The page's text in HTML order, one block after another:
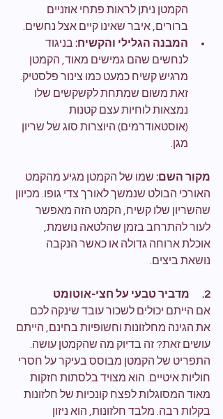
הקמטן ניתן לראות פתחי אוזניים
ברורים, איבר שאינו קיים אצל נחשים.
המבנה הגלילי והקשיח: בניגוד
לנחשים שהם גמישים מאוד, הקמטן
מרגיש קשיח כמעט כמו צינור פלסטיק.
זאת משום שמתחת לקשקשים שלו
נמצאות לוחיות עצם קטנות
(אוסטאודרמים) היוצרות סוג של שריון
מגן.
מקור השם: שמו של הקמטן מגיע מהקמט
האורכי הבולט שנמשך לאורך צדי גופו. מכיוון
שהשריון שלו קשיח, הקמט הזה מאפשר
לעור להתרחב בזמן שהלטאה נושמת,
אוכלת ארוחה גדולה או כאשר הנקבה
נושאת ביצים.
2.      מדביר טבעי על חצי-אוטומט
אם הייתם יכולים לשכור עובד שינקה לכם
את הגינה מחלזונות וחשופיות בחינם, הייתם
עושים זאת? זה בדיוק מה שהקמטן עושה.
התפריט של הקמטן מבוסס בעיקר על חסרי
חוליות איטיים. הוא מצויד בלסתות חזקות
מאוד המסוגלות לפצח קונכיות של חלזונות
בקלות רבה. מלבד חלזונות, הוא ניזון